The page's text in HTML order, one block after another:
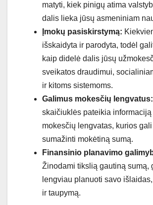
matyti, kiek pinigų atima
dalis lieka jūsų asmeniniam
Įmokų pasiskirstymą:
išskaidyta ir parodyta, todėl
kaip didelė dalis jūsų
sveikatos draudimui,
ir kitoms sistemoms.
Galimus mokesčių lengvatus:
skaičiuklės pateikia
mokesčių lengvatas, kurios
sumažinti mokėtiną sumą.
Finansinio planavimo
Žinodami tikslią gautiną sumą,
lengviau planuoti savo
ir taupymą.